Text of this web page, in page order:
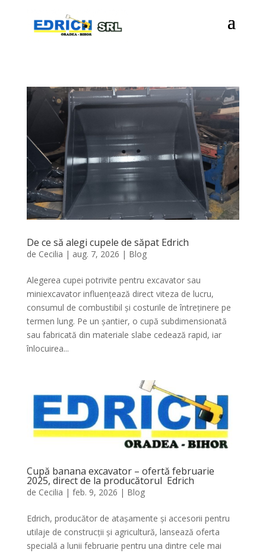
De ce să alegi cupele de săpat Edrich
de Cecilia | aug. 7, 2026 | Blog
Alegerea cupei potrivite pentru excavator sau
miniexcavator influențează direct viteza de lucru,
consumul de combustibil și costurile de întreținere pe
termen lung. Pe un șantier, o cupă subdimensionată
sau fabricată din materiale slabe cedează rapid, iar
înlocuirea...
Cupă banana excavator – ofertă februarie
2025, direct de la producătorul Edrich
de Cecilia | feb. 9, 2026 | Blog
Edrich, producător de atașamente și accesorii pentru
utilaje de construcții și agricultură, lansează oferta
specială a lunii februarie pentru una dintre cele mai